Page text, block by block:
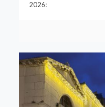
2026: